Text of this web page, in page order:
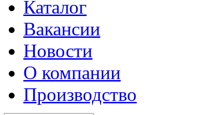
Каталог
Вакансии
Новости
О компании
Производство